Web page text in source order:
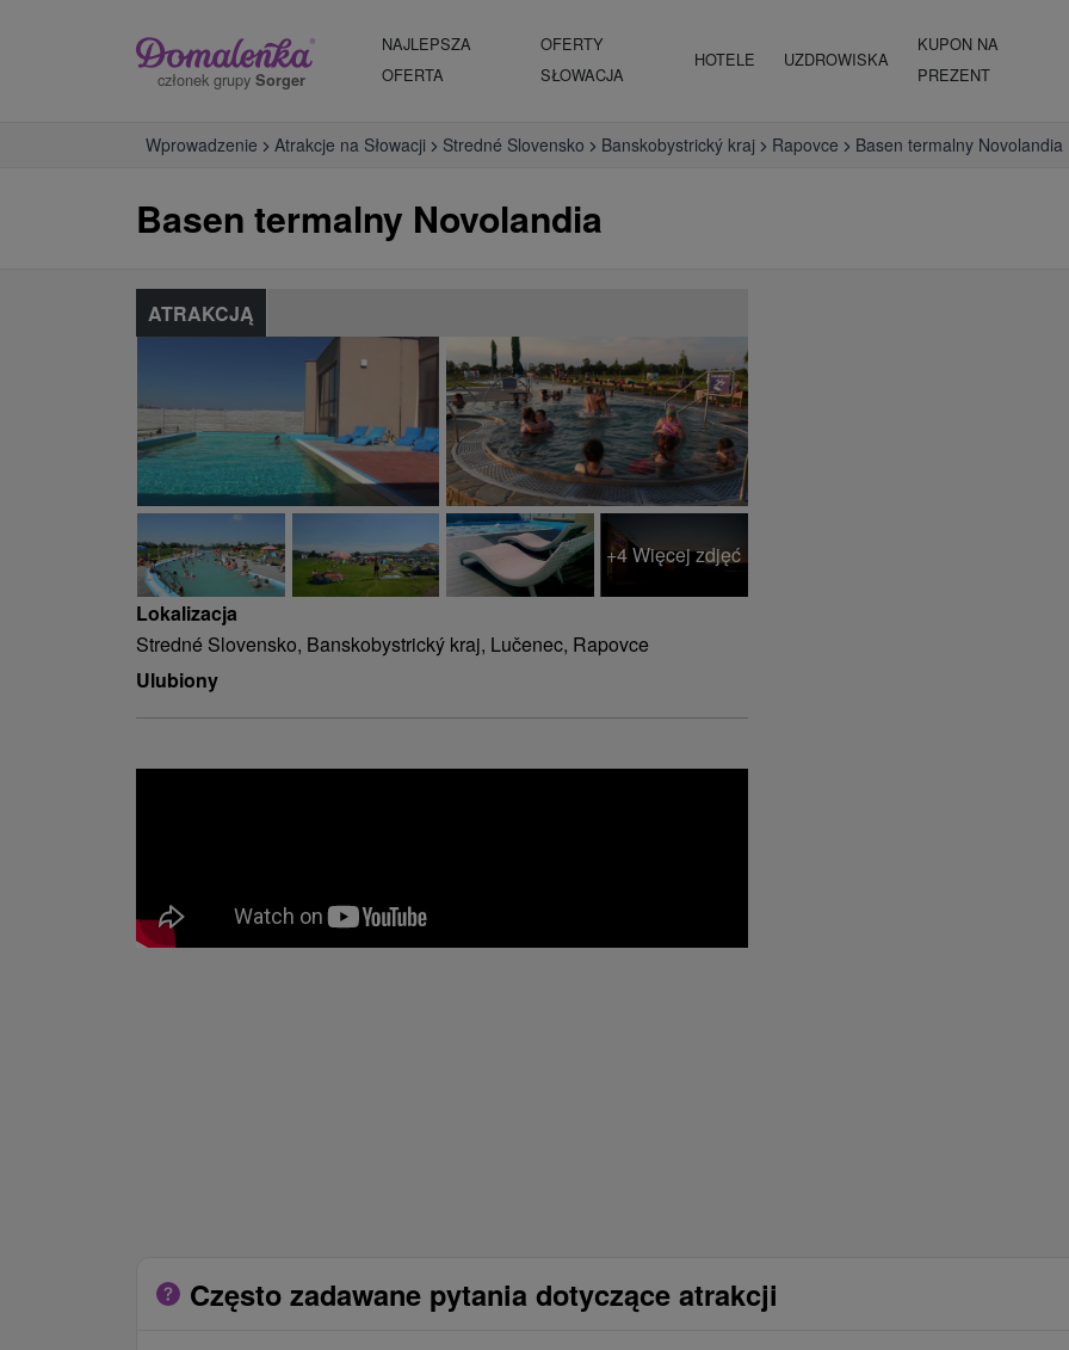
członek grupy Sorger
NAJLEPSZA
OFERTA
OFERTY
SŁOWACJA
HOTELE UZDROWISKA
KUPON NA
PREZENT
Wprowadzenie Atrakcje na Słowacji Stredné Slovensko Banskobystrický kraj Rapovce Basen termalny Novolandia
Basen termalny Novolandia
ATRAKCJĄ
+4 Więcej zdjęć
Lokalizacja
Stredné Slovensko, Banskobystrický kraj, Lučenec, Rapovce
Ulubiony
Często zadawane pytania dotyczące atrakcji